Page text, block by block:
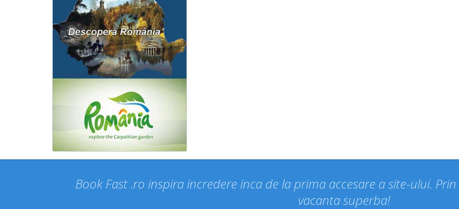
Book Fast .ro inspira incredere inca de la prima accesare a site-ului.
vacanta superba!